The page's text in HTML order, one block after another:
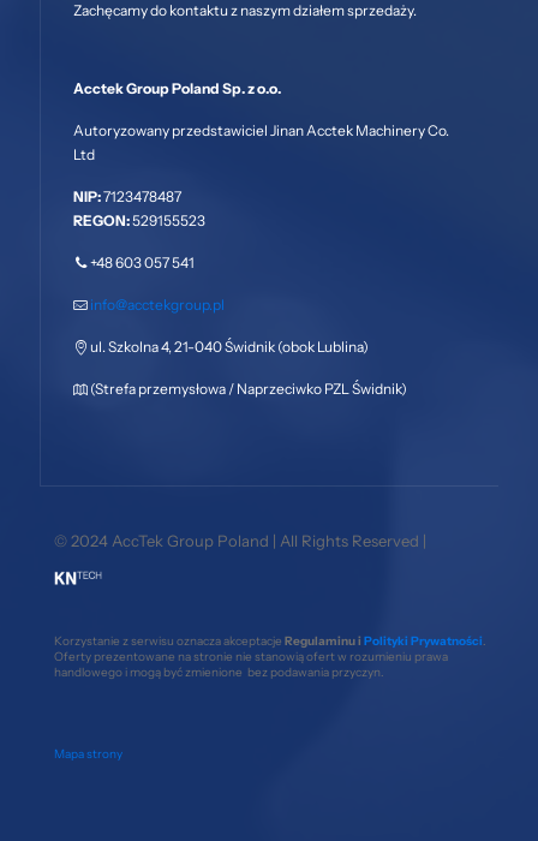
Zachęcamy do kontaktu z naszym działem sprzedaży.
Acctek Group Poland Sp. z o.o.
Autoryzowany przedstawiciel Jinan Acctek Machinery Co.
Ltd
NIP:7123478487
REGON:529155523
+48 603 057 541
info@acctekgroup.pl
ul. Szkolna 4, 21-040 Świdnik (obok Lublina)
(Strefa przemysłowa / Naprzeciwko PZL Świdnik)
© 2024 AccTek Group Poland | All Rights Reserved |
Korzystanie z serwisu oznacza akceptacje Regulaminu i Polityki Prywatności
Oferty prezentowane na stronie nie stanowią ofert w rozumieniu prawa
handlowego i mogą być zmienione bez podawania przyczyn.
Mapa strony